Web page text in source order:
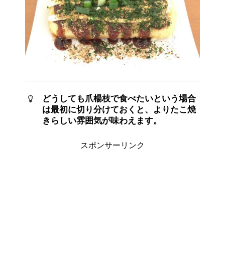
どうしても爪楊枝で食べたいという場合
は最初に切り分けておくと、よりたこ焼
きらしい雰囲気が味わえます。
スポンサーリンク